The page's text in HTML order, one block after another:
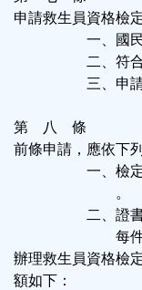
申請救生員資格檢
一、國民身分
二、符合第五
三、申請檢定
第 八 條
前條申請，應依下
一、檢定費用
。
二、證書費用
每件五百
辦理救生員資格檢
額如下：